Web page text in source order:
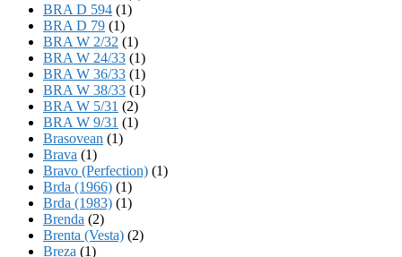
BRA D 594 (1)
BRA D 79 (1)
BRA W 2/32 (1)
BRA W 24/33 (1)
BRA W 36/33 (1)
BRA W 38/33 (1)
BRA W 5/31 (2)
BRA W 9/31 (1)
Brasovean (1)
Brava (1)
Bravo (Perfection) (1)
Brda (1966) (1)
Brda (1983) (1)
Brenda (2)
Brenta (Vesta) (2)
Breza (1)